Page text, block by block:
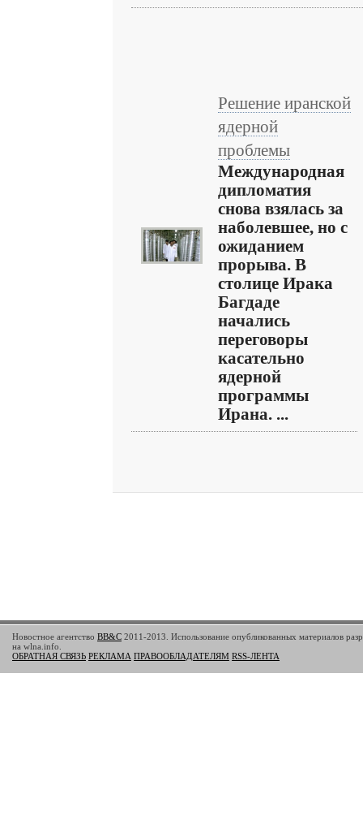
Решение иранской
ядерной
проблемы
Международная
дипломатия
снова взялась за
наболевшее, но с
ожиданием
прорыва. В
столице Ирака
Багдаде
начались
переговоры
касательно
ядерной
программы
Ирана. ...
Новостное агентство BB&C 2011-2013. Использование опубликованных материалов
на wlna.info.
ОБРАТНАЯ СВЯЗЬ РЕКЛАМА ПРАВООБЛАДАТЕЛЯМ RSS-ЛЕНТА